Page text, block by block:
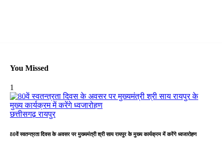
You Missed
1
छत्तीसगढ़रायपुर
80वें स्वतन्त्रता दिवस के अवसर पर मुख्यमंत्री श्री साय रायपुर के मुख्य कार्यक्रम में करेंगे ध्वजारोहण